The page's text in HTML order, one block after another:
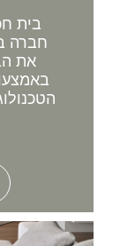
בית
חברה
את